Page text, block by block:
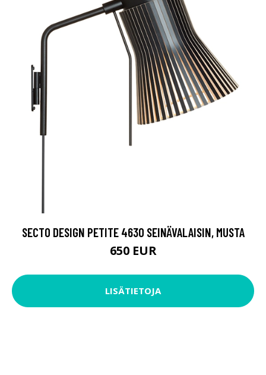
SECTO DESIGN PETITE 4630 SEINÄVALAISIN, MUSTA
650 EUR
LISÄTIETOJA